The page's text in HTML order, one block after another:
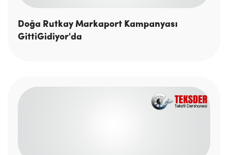
Doğa Rutkay Markaport Kampanyası
GittiGidiyor'da